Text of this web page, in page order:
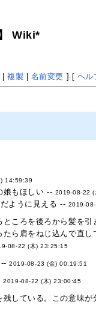
Wiki*
|複製 名前変更 ] [ ヘル
14:59:39
娘もほしい -- 2019-08-22
ように見える -- 2019-
ころを後ろから髪を
ら肩をねじ込んで直
08-22 (木) 23:25:15
--2019-08-23 (金) 00:19:51
2019-08-22 (木) 23:00:45
している。この意味が